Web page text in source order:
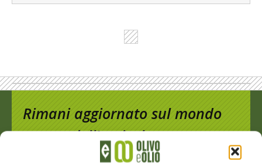
Rimani aggiornato sul mondo
dell’agricoltura